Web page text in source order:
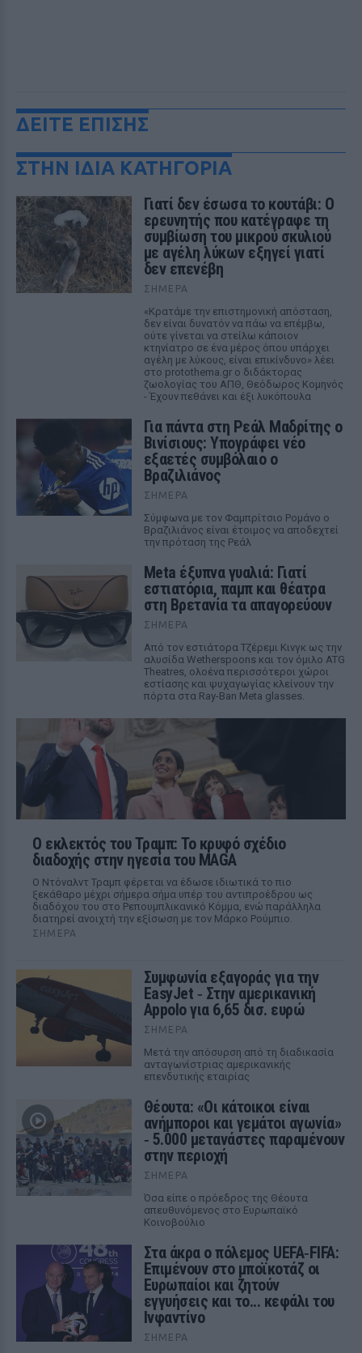
ΔΕΙΤΕ ΕΠΙΣΗΣ
ΣΤΗΝ ΙΔΙΑ ΚΑΤΗΓΟΡΙΑ
Γιατί δεν έσωσα το κουτάβι: Ο
ερευνητής που κατέγραφε τη
συμβίωση του μικρού σκυλιού
με αγέλη λύκων εξηγεί γιατί
δεν επενέβη
ΣΉΜΕΡΑ
«Κρατάμε την επιστημονική απόσταση,
δεν είναι δυνατόν να πάω να επέμβω,
ούτε γίνεται να στείλω κάποιον
κτηνίατρο σε ένα μέρος όπου υπάρχει
αγέλη με λύκους, είναι επικίνδυνο» λέει
στο protothema.gr ο διδάκτορας
ζωολογίας του ΑΠΘ, Θεόδωρος Κομηνός
- Έχουν πεθάνει και έξι λυκόπουλα
Για πάντα στη Ρεάλ Μαδρίτης ο
Βινίσιους: Υπογράφει νέο
εξαετές συμβόλαιο ο
Βραζιλιάνος
ΣΉΜΕΡΑ
Σύμφωνα με τον Φαμπρίτσιο Ρομάνο ο
Βραζιλιάνος είναι έτοιμος να αποδεχτεί
την πρόταση της Ρεάλ
Meta έξυπνα γυαλιά: Γιατί
εστιατόρια, παμπ και θέατρα
στη Βρετανία τα απαγορεύουν
ΣΉΜΕΡΑ
Από τον εστιάτορα Τζέρεμι Κινγκ ως την
αλυσίδα Wetherspoons και τον όμιλο ATG
Theatres, ολοένα περισσότεροι χώροι
εστίασης και ψυχαγωγίας κλείνουν την
πόρτα στα Ray-Ban Meta glasses.
Ο εκλεκτός του Τραμπ: Το κρυφό σχέδιο
διαδοχής στην ηγεσία του MAGA
Ο Ντόναλντ Τραμπ φέρεται να έδωσε ιδιωτικά το πιο
ξεκάθαρο μέχρι σήμερα σήμα υπέρ του αντιπροέδρου ως
διαδόχου του στο Ρεπουμπλικανικό Κόμμα, ενώ παράλληλα
διατηρεί ανοιχτή την εξίσωση με τον Μάρκο Ρούμπιο.
ΣΉΜΕΡΑ
Συμφωνία εξαγοράς για την
EasyJet ‑ Στην αμερικανική
Appolo για 6,65 δισ. ευρώ
ΣΉΜΕΡΑ
Μετά την απόσυρση από τη διαδικασία
ανταγωνίστριας αμερικανικής
επενδυτικής εταιρίας
Θέουτα: «Οι κάτοικοι είναι
ανήμποροι και γεμάτοι αγωνία»
‑ 5.000 μετανάστες παραμένουν
στην περιοχή
ΣΉΜΕΡΑ
Όσα είπε ο πρόεδρος της Θέουτα
απευθυνόμενος στο Ευρωπαϊκό
Κοινοβούλιο
Στα άκρα ο πόλεμος UEFA‑FIFA:
Επιμένουν στο μποϊκοτάζ οι
Ευρωπαίοι και ζητούν
εγγυήσεις και το... κεφάλι του
Ινφαντίνο
ΣΉΜΕΡΑ